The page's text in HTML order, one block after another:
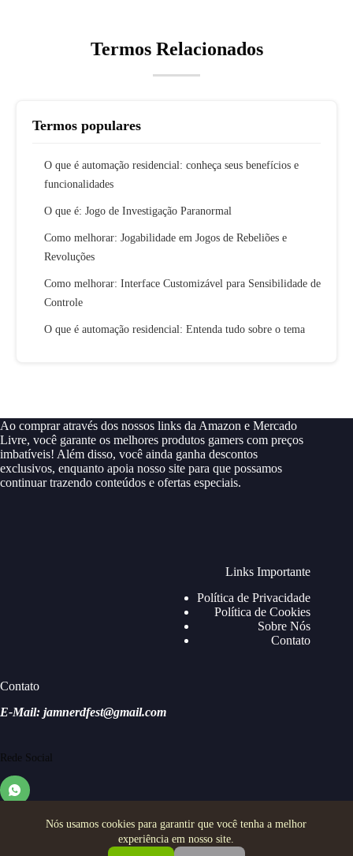
Nós usamos cookies para garantir que você tenha a melhor
experiência em nosso site.
Termos Relacionados
Termos populares
O que é automação residencial: conheça seus benefícios e
funcionalidades
O que é: Jogo de Investigação Paranormal
Como melhorar: Jogabilidade em Jogos de Rebeliões e
Revoluções
Como melhorar: Interface Customizável para Sensibilidade de
Controle
O que é automação residencial: Entenda tudo sobre o tema
Ao comprar através dos nossos links da Amazon e Mercado
Livre, você garante os melhores produtos gamers com preços
imbatíveis! Além disso, você ainda ganha descontos
exclusivos, enquanto apoia nosso site para que possamos
continuar trazendo conteúdos e ofertas especiais.
Links Importante
Política de Privacidade
Política de Cookies
Sobre Nós
Contato
Contato
E-Mail: jamnerdfest@gmail.com
Rede Social